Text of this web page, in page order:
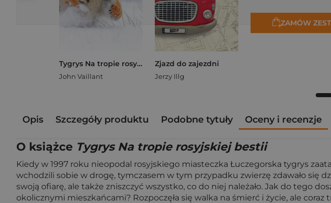
Tygrys Na tropie rosyjskiej bestii
John Vaillant
Zjazd do zajezdni
Jerzy Illg
ZAMÓW
Opis Szczegóły produktu Podobne tytuły Oceny i recenzje
O książce Tygrys Na tropie rosyjskiej bestii
Kiedy w 1997 roku nieopodal rosyjskiego miasteczka Łuczegorska tygrys
wchodzili sobie w drogę, tymczasem w tym przypadku zwierzę zdawało się
swoją ofiarę, ale także zniszczyć wszystko, co do niej należało. Jak do tego
okolicznymi mieszkańcami? Rozpoczęła się walka na śmierć i życie, ale